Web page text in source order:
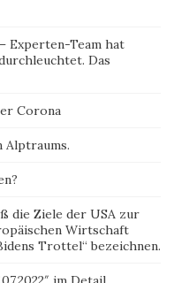
Experten-Team hat
Das
Corona
Alptraums.
die Ziele der USA zur
Wirtschaft
Trottel“ bezeichnen.